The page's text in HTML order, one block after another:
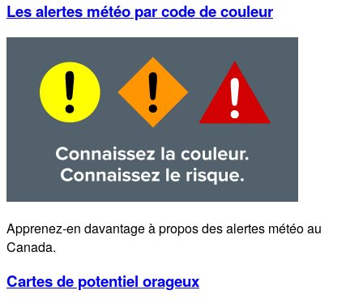
Les alertes météo par code de couleur
Apprenez-en davantage à propos des alertes météo au
Canada.
Cartes de potentiel orageux